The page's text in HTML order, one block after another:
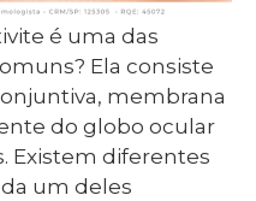
é uma das
Ela consiste
membrana
do globo ocular
Existem diferentes
um deles